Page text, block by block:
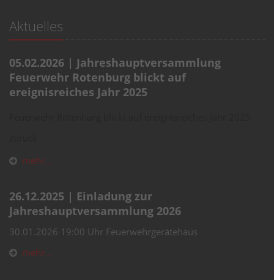
Aktuelles
05.02.2026 | Jahreshauptversammlung
Feuerwehr Rotenburg blickt auf
ereignisreiches Jahr 2025
mehr...
26.12.2025 | Einladung zur
Jahreshauptversammlung 2026
30.01.2026 19:00 Uhr Feuerwehrgerätehaus
mehr...